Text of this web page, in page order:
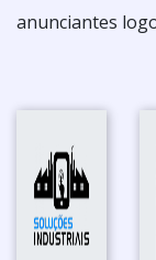
anunciantes